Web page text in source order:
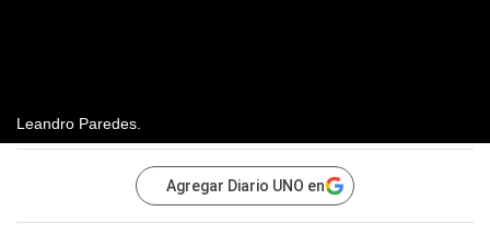
Leandro Paredes.
Agregar Diario UNO en